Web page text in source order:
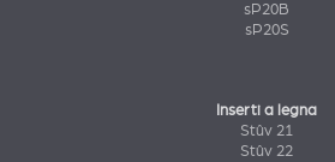
sP20B
sP20S
Inserti a legna
Stûv 21
Stûv 22